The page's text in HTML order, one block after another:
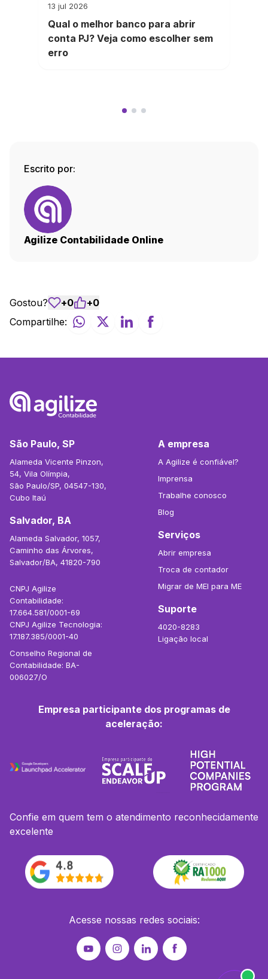
13 jul 2026
Qual o melhor banco para abrir
conta PJ? Veja como escolher sem
erro
Escrito por:
Agilize Contabilidade Online
Gostou? +0 +0
Compartilhe:
São Paulo, SP
Alameda Vicente Pinzon,
54, Vila Olímpia,
São Paulo/SP, 04547-130,
Cubo Itaú
Salvador, BA
Alameda Salvador, 1057,
Caminho das Árvores,
Salvador/BA, 41820-790
CNPJ Agilize
Contabilidade:
17.664.581/0001-69
CNPJ Agilize Tecnologia:
17.187.385/0001-40
Conselho Regional de
Contabilidade: BA-
006027/O
A empresa
A Agilize é confiável?
Imprensa
Trabalhe conosco
Blog
Serviços
Abrir empresa
Troca de contador
Migrar de MEI para ME
Suporte
4020-8283
Ligação local
Empresa participante dos programas de
aceleração:
Confie em quem tem o atendimento reconhecidamente
excelente
Acesse nossas redes sociais: